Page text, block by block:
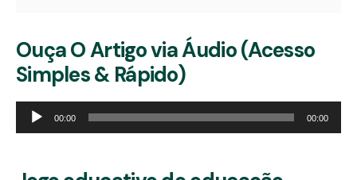
Ouça O Artigo via Áudio (Acesso
Simples & Rápido)
Tocador
00:00 00:00